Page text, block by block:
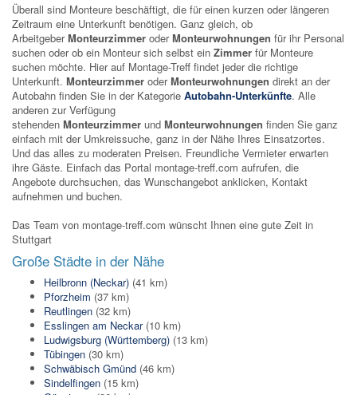
Überall sind Monteure beschäftigt, die für einen kurzen oder längeren
Zeitraum eine Unterkunft benötigen. Ganz gleich, ob
ArbeitgeberMonteurzimmer oderMonteurwohnungen für ihr Personal
suchen oder ob ein Monteur sich selbst ein Zimmer für Monteure
suchen möchte. Hier auf Montage-Treff findet jeder die richtige
Unterkunft. Monteurzimmer oderMonteurwohnungen direkt an der
Autobahn finden Sie in der Kategorie Autobahn-Unterkünfte. Alle
anderen zur Verfügung
stehenden Monteurzimmer und Monteurwohnungen finden Sie ganz
einfach mit der Umkreissuche, ganz in der Nähe Ihres Einsatzortes.
Und das alles zu moderaten Preisen. Freundliche Vermieter erwarten
ihre Gäste. Einfach das Portal montage-treff.com aufrufen, die
Angebote durchsuchen, das Wunschangebot anklicken, Kontakt
aufnehmen und buchen.
Das Team von montage-treff.com wünscht Ihnen eine gute Zeit in
Stuttgart
Große Städte in der Nähe
Heilbronn (Neckar) (41 km)
Pforzheim (37 km)
Reutlingen (32 km)
Esslingen am Neckar(10 km)
Ludwigsburg (Württemberg) (13 km)
Tübingen (30 km)
Schwäbisch Gmünd (46 km)
Sindelfingen (15 km)